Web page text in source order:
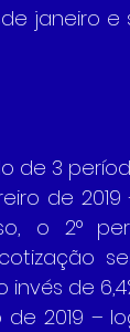
janeiro e
de 3
de
o 2°
invés de
2019 –